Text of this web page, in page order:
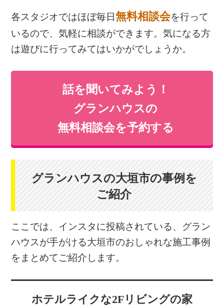
各スタジオではほぼ毎日無料相談会を行って
いるので、気軽に相談ができます。気になる方
は遊びに行ってみてはいかがでしょうか。
話を聞いてみよう！
グランハウスの
無料相談会を予約する
グランハウスの大垣市の事例を
ご紹介
ここでは、インスタに投稿されている、グラン
ハウスが手がける大垣市のおしゃれな施工事例
をまとめてご紹介します。
ホテルライクな2Fリビングの家